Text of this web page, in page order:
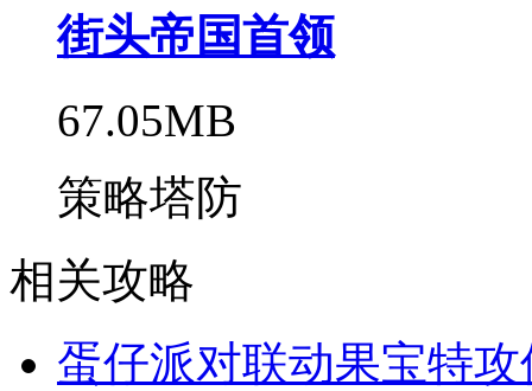
街头帝国首领
67.05MB
策略塔防
相关攻略
蛋仔派对联动果宝特